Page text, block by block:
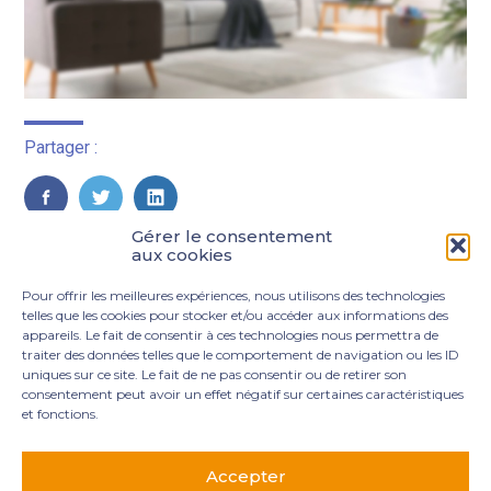
Gérer le consentement
aux cookies
Pour offrir les meilleures expériences, nous utilisons des technologies
telles que les cookies pour stocker et/ou accéder aux informations des
appareils. Le fait de consentir à ces technologies nous permettra de
traiter des données telles que le comportement de navigation ou les ID
uniques sur ce site. Le fait de ne pas consentir ou de retirer son
consentement peut avoir un effet négatif sur certaines caractéristiques
et fonctions.
Accepter
Partager :
FaceBook
TwitterLinkedIn
Principale
3 rue Marie Dupil – La Plaine Petit Manoir – 97232 Le